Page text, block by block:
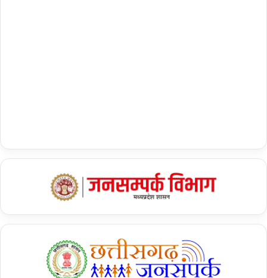
कहा था कि दक्षिण अलग इकाई है और उत्तर अलग. प्रधानमंत्री ने कहा कि भारत
* “फर्स्ट टाइम वोटर्स की उम्मीदें…” : कांग्रेस के घोषणापत्र पर PM मोदी ने
* “प्राण जाए पर वचन न जाए…” : वादे पूरे करने की गारंटी पर पीएम मोदी ने